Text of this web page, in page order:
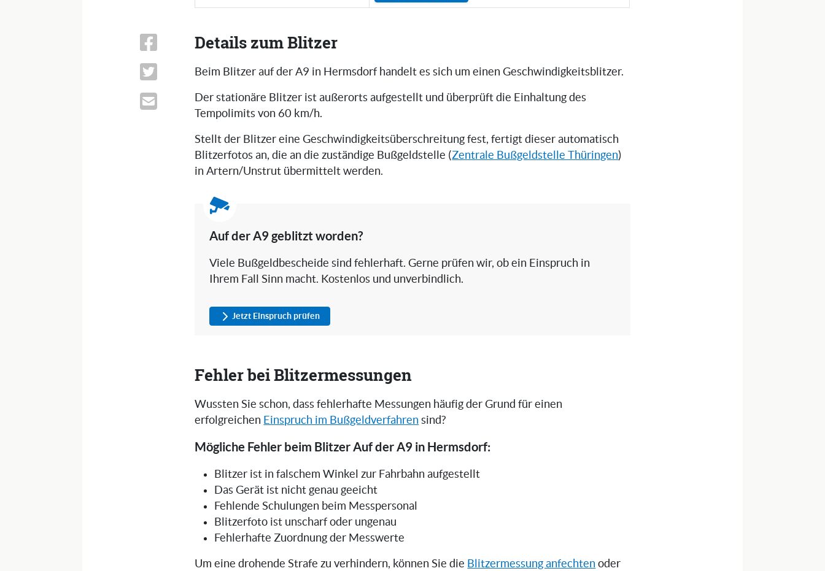
Details zum Blitzer
Beim Blitzer auf der A9 in Hermsdorf handelt es sich um einen Geschwindigkeitsblitzer.
Der stationäre Blitzer ist außerorts aufgestellt und überprüft die Einhaltung des
Tempolimits von 60 km/h.
Stellt der Blitzer eine Geschwindigkeitsüberschreitung fest, fertigt dieser automatisch
Blitzerfotos an, die an die zuständige Bußgeldstelle (Zentrale Bußgeldstelle Thüringen)
in Artern/Unstrut übermittelt werden.
Auf der A9 geblitzt worden?
Viele Bußgeldbescheide sind fehlerhaft. Gerne prüfen wir, ob ein Einspruch in
Ihrem Fall Sinn macht. Kostenlos und unverbindlich.
Jetzt Einspruch prüfen
Fehler bei Blitzermessungen
Wussten Sie schon, dass fehlerhafte Messungen häufig der Grund für einen
erfolgreichen Einspruch im Bußgeldverfahren sind?
Mögliche Fehler beim Blitzer Auf der A9 in Hermsdorf:
Blitzer ist in falschem Winkel zur Fahrbahn aufgestellt
Das Gerät ist nicht genau geeicht
Fehlende Schulungen beim Messpersonal
Blitzerfoto ist unscharf oder ungenau
Fehlerhafte Zuordnung der Messwerte
Um eine drohende Strafe zu verhindern, können Sie die Blitzermessung anfechten oder